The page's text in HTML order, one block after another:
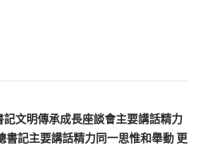
文明傳承成長座談會主要講話精力
書記主要講話精力同一思惟和舉動 更